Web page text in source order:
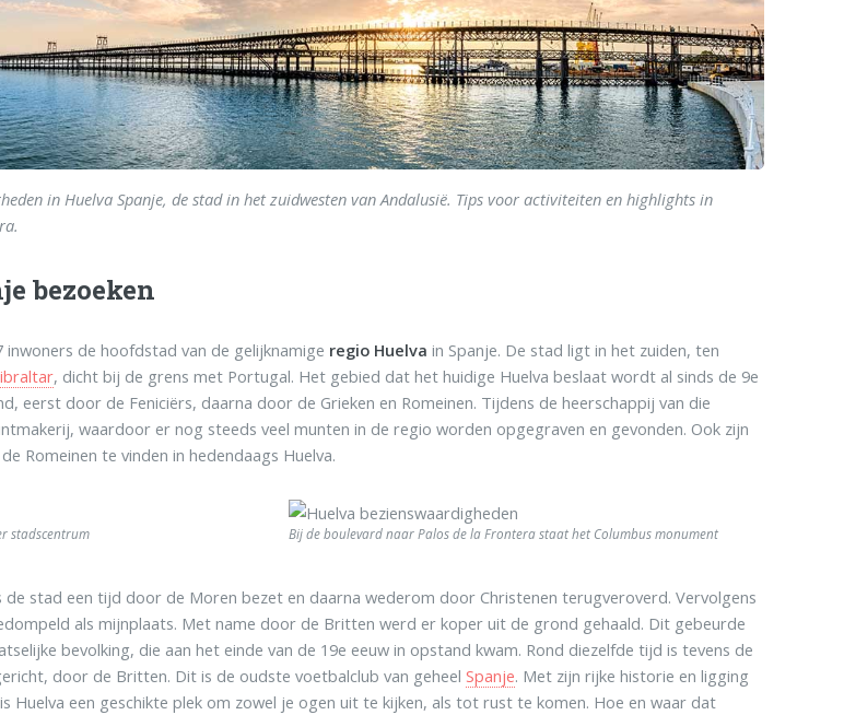
in Huelva Spanje, de stad in het zuidwesten van Andalusië. Tips voor activiteiten en highlights in
bezoeken
inwoners de hoofdstad van de gelijknamige regio Huelva in Spanje. De stad ligt in het zuiden, ten
, dicht bij de grens met Portugal. Het gebied dat het huidige Huelva beslaat wordt al sinds de 9e
eerst door de Feniciërs, daarna door de Grieken en Romeinen. Tijdens de heerschappij van die
waardoor er nog steeds veel munten in de regio worden opgegraven en gevonden. Ook zijn
Romeinen te vinden in hedendaags Huelva.
stadscentrum Bij de boulevard naar Palos de la Frontera staat het Columbus monument
de stad een tijd door de Moren bezet en daarna wederom door Christenen terugveroverd. Vervolgens
als mijnplaats. Met name door de Britten werd er koper uit de grond gehaald. Dit gebeurde
bevolking, die aan het einde van de 19e eeuw in opstand kwam. Rond diezelfde tijd is tevens de
door de Britten. Dit is de oudste voetbalclub van geheelSpanje. Met zijn rijke historie en ligging
Huelva een geschikte plek om zowel je ogen uit te kijken, als tot rust te komen. Hoe en waar dat